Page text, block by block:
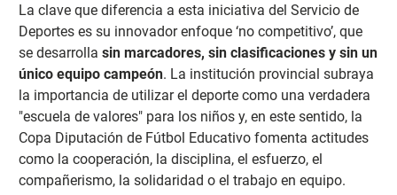
La clave que diferencia a esta iniciativa del Servicio de
Deportes es su innovador enfoque ‘no competitivo’, que
se desarrolla sin marcadores, sin clasificaciones y sin un
único equipo campeón. La institución provincial subraya
la importancia de utilizar el deporte como una verdadera
"escuela de valores" para los niños y, en este sentido, la
Copa Diputación de Fútbol Educativo fomenta actitudes
como la cooperación, la disciplina, el esfuerzo, el
compañerismo, la solidaridad o el trabajo en equipo.